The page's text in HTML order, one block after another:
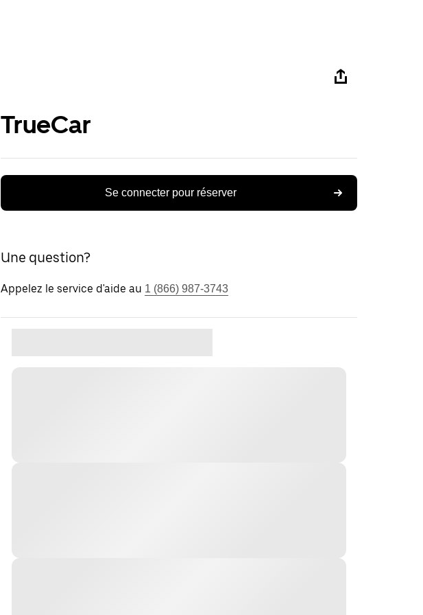
TrueCar
Se connecter pour réserver
Une question?
Appelez le service d'aide au 1 (866) 987-3743